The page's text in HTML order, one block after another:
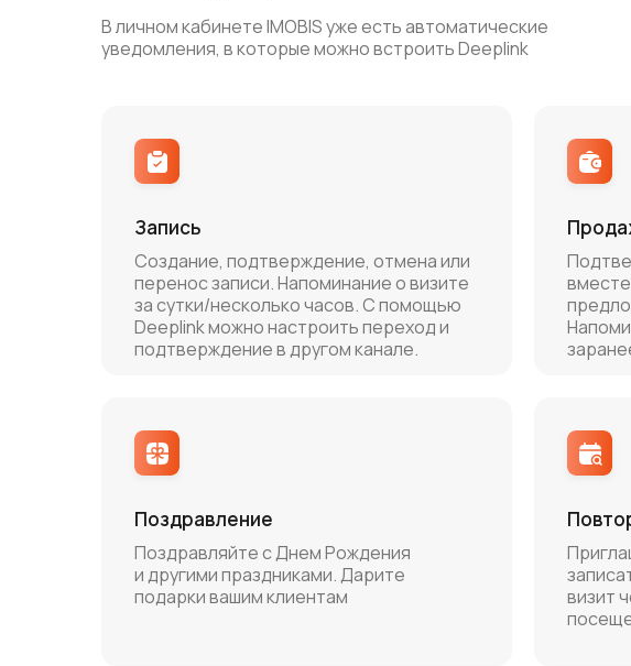
В личном кабинете IMOBIS уже есть автоматические
уведомления, в которые можно встроить Deeplink
визит
Поздравляйте с Днем Рождения
и другими праздниками. Дарите
подарки вашим клиентам
Поздравление
Создание, подтверждение, отмена или
перенос записи. Напоминание о визите
за сутки/несколько часов. С помощью
Deeplink можно настроить переход и
подтверждение в другом канале.
Запись